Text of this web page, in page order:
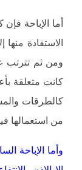
أما الإباحة
الاستفادة
ومن ثم تترتب
كانت متعلقة
كالطرقات
من استعمالها
وأما الإباحة